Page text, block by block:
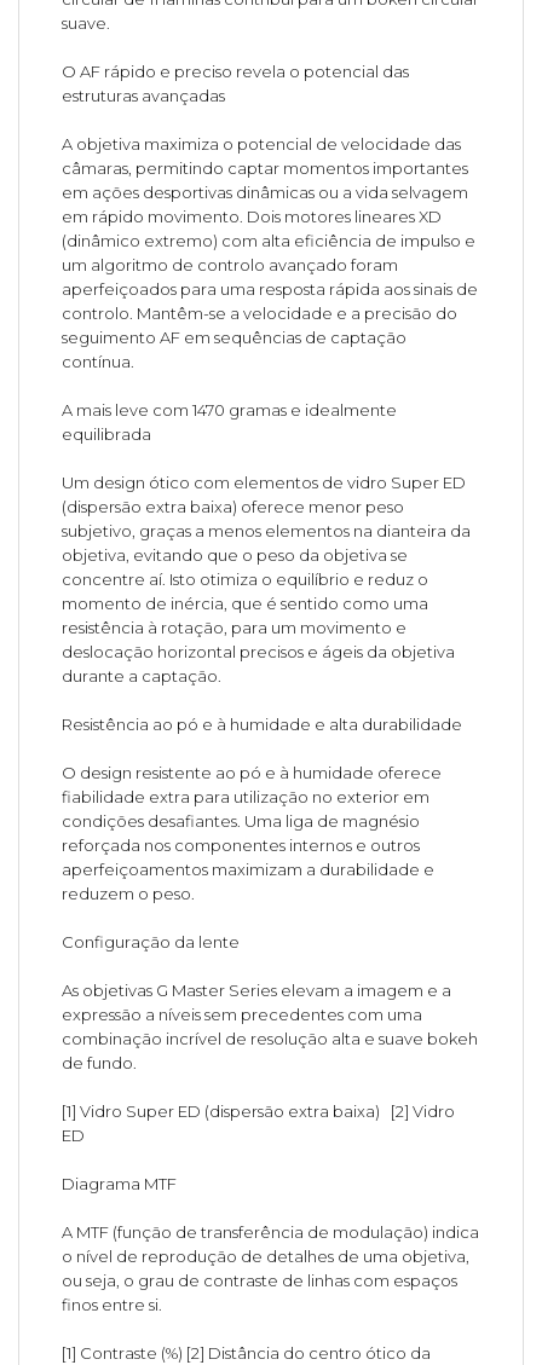
suave.
O AF rápido e preciso revela o potencial das
estruturas avançadas
A objetiva maximiza o potencial de velocidade das
câmaras, permitindo captar momentos importantes
em ações desportivas dinâmicas ou a vida selvagem
em rápido movimento. Dois motores lineares XD
(dinâmico extremo) com alta eficiência de impulso e
um algoritmo de controlo avançado foram
aperfeiçoados para uma resposta rápida aos sinais de
controlo. Mantêm-se a velocidade e a precisão do
seguimento AF em sequências de captação
contínua.
A mais leve com 1470 gramas e idealmente
equilibrada
Um design ótico com elementos de vidro Super ED
(dispersão extra baixa) oferece menor peso
subjetivo, graças a menos elementos na dianteira da
objetiva, evitando que o peso da objetiva se
concentre aí. Isto otimiza o equilíbrio e reduz o
momento de inércia, que é sentido como uma
resistência à rotação, para um movimento e
deslocação horizontal precisos e ágeis da objetiva
durante a captação.
Resistência ao pó e à humidade e alta durabilidade
O design resistente ao pó e à humidade oferece
fiabilidade extra para utilização no exterior em
condições desafiantes. Uma liga de magnésio
reforçada nos componentes internos e outros
aperfeiçoamentos maximizam a durabilidade e
reduzem o peso.
Configuração da lente
As objetivas G Master Series elevam a imagem e a
expressão a níveis sem precedentes com uma
combinação incrível de resolução alta e suave bokeh
de fundo.
[1] Vidro Super ED (dispersão extra baixa) [2] Vidro
ED
Diagrama MTF
A MTF (função de transferência de modulação) indica
o nível de reprodução de detalhes de uma objetiva,
ou seja, o grau de contraste de linhas com espaços
finos entre si.
[1] Contraste (%) [2] Distância do centro ótico da